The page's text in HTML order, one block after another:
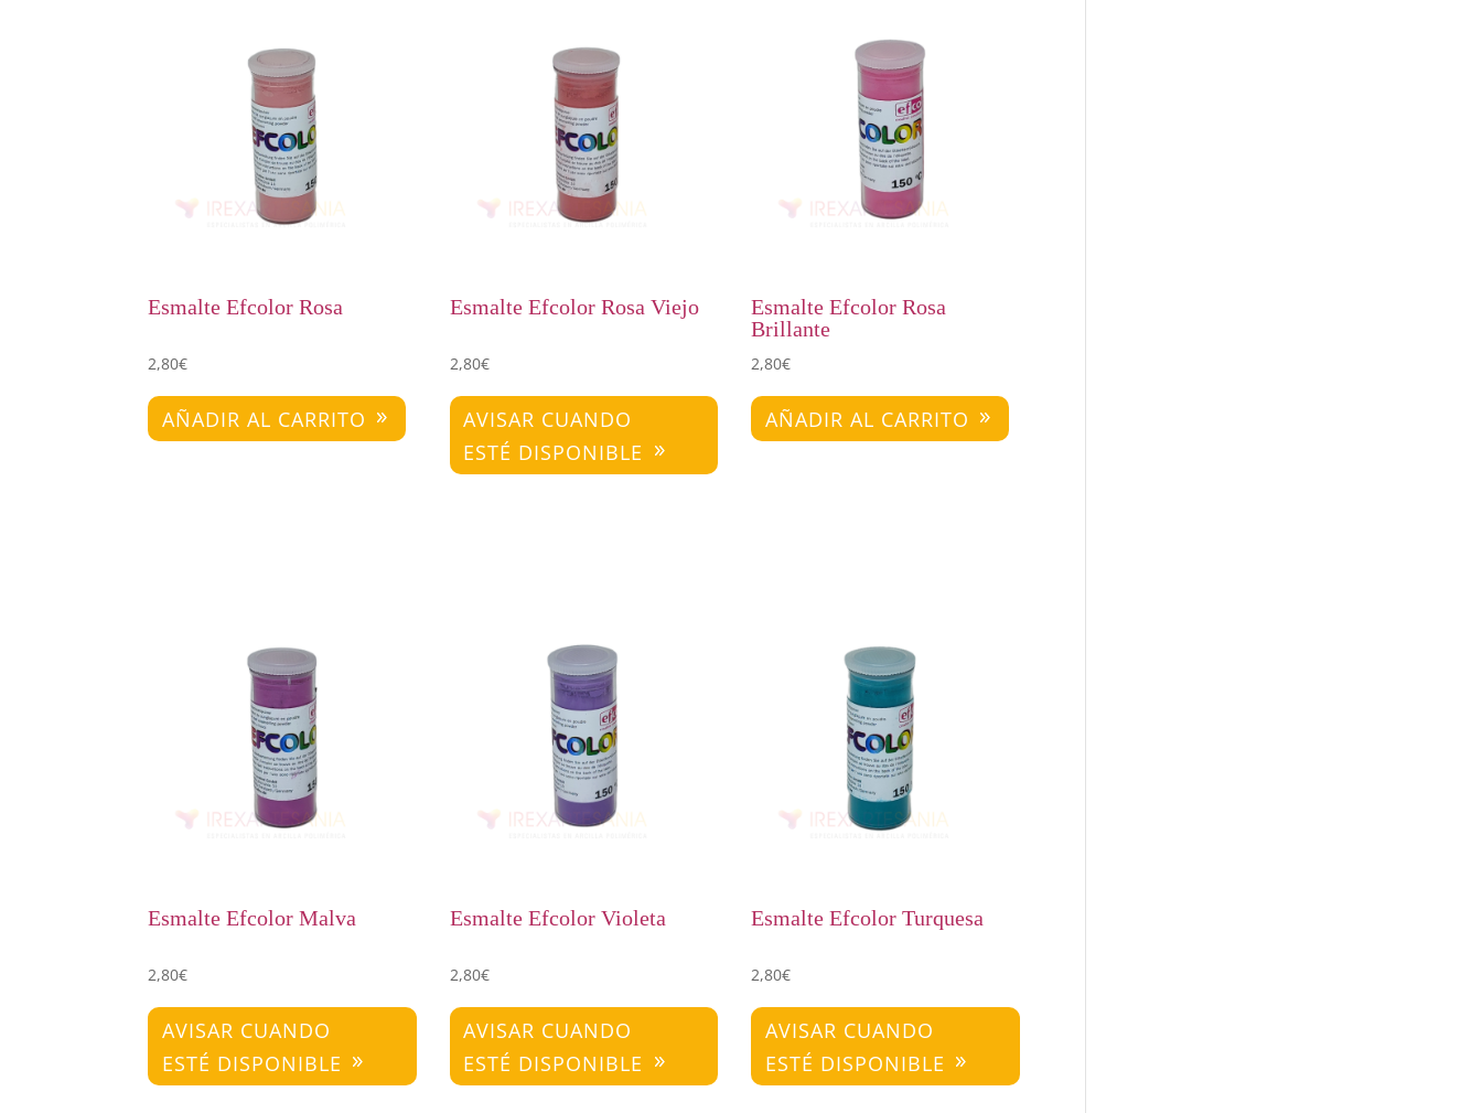
Esmalte Efcolor Rosa
2,80€
AÑADIR AL CARRITO
Esmalte Efcolor Rosa Viejo
2,80€
AVISAR CUANDO
ESTÉ DISPONIBLE
Esmalte Efcolor Rosa
Brillante
2,80€
AÑADIR AL CARRITO
Esmalte Efcolor Malva
2,80€
AVISAR CUANDO
ESTÉ DISPONIBLE
Esmalte Efcolor Violeta
2,80€
AVISAR CUANDO
ESTÉ DISPONIBLE
Esmalte Efcolor Turquesa
2,80€
AVISAR CUANDO
ESTÉ DISPONIBLE